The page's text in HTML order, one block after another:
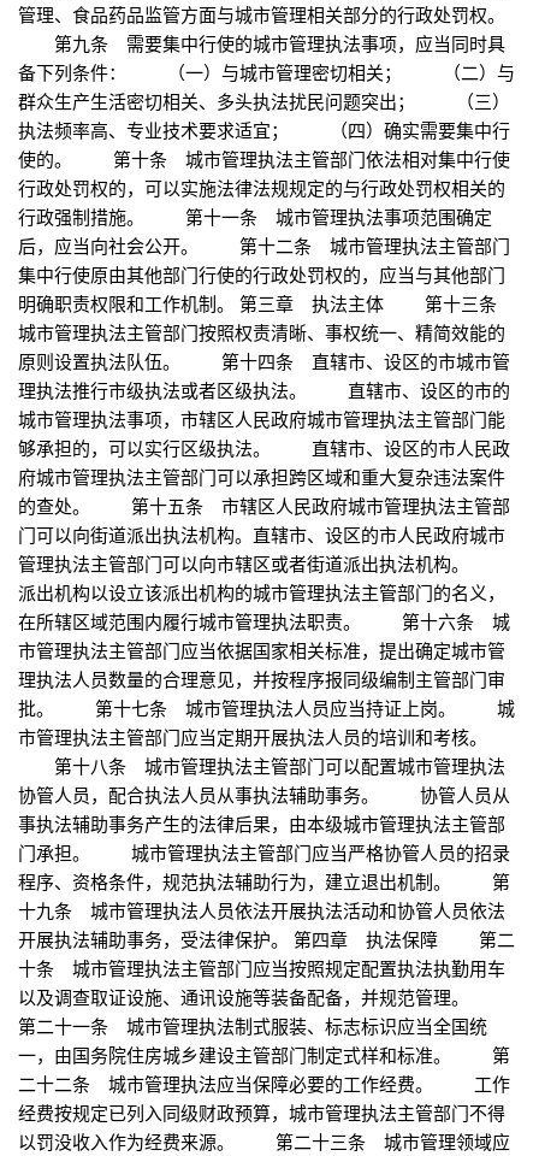
管理、食品药品监管方面与城市管理相关部分的行政处罚权。
第九条 需要集中行使的城市管理执法事项，应当同时具
备下列条件： （一）与城市管理密切相关； （二）与
群众生产生活密切相关、多头执法扰民问题突出； （三）
执法频率高、专业技术要求适宜； （四）确实需要集中行
使的。 第十条 城市管理执法主管部门依法相对集中行使
行政处罚权的，可以实施法律法规规定的与行政处罚权相关的
行政强制措施。 第十一条 城市管理执法事项范围确定
后，应当向社会公开。 第十二条 城市管理执法主管部门
集中行使原由其他部门行使的行政处罚权的，应当与其他部门
明确职责权限和工作机制。 第三章 执法主体 第十三条
城市管理执法主管部门按照权责清晰、事权统一、精简效能的
原则设置执法队伍。 第十四条 直辖市、设区的市城市管
理执法推行市级执法或者区级执法。 直辖市、设区的市的
城市管理执法事项，市辖区人民政府城市管理执法主管部门能
够承担的，可以实行区级执法。 直辖市、设区的市人民政
府城市管理执法主管部门可以承担跨区域和重大复杂违法案件
的查处。 第十五条 市辖区人民政府城市管理执法主管部
门可以向街道派出执法机构。直辖市、设区的市人民政府城市
管理执法主管部门可以向市辖区或者街道派出执法机构。
派出机构以设立该派出机构的城市管理执法主管部门的名义，
在所辖区域范围内履行城市管理执法职责。 第十六条 城
市管理执法主管部门应当依据国家相关标准，提出确定城市管
理执法人员数量的合理意见，并按程序报同级编制主管部门审
批。 第十七条 城市管理执法人员应当持证上岗。 城
市管理执法主管部门应当定期开展执法人员的培训和考核。
第十八条 城市管理执法主管部门可以配置城市管理执法
协管人员，配合执法人员从事执法辅助事务。 协管人员从
事执法辅助事务产生的法律后果，由本级城市管理执法主管部
门承担。 城市管理执法主管部门应当严格协管人员的招录
程序、资格条件，规范执法辅助行为，建立退出机制。 第
十九条 城市管理执法人员依法开展执法活动和协管人员依法
开展执法辅助事务，受法律保护。 第四章 执法保障 第二
十条 城市管理执法主管部门应当按照规定配置执法执勤用车
以及调查取证设施、通讯设施等装备配备，并规范管理。
第二十一条 城市管理执法制式服装、标志标识应当全国统
一，由国务院住房城乡建设主管部门制定式样和标准。 第
二十二条 城市管理执法应当保障必要的工作经费。 工作
经费按规定已列入同级财政预算，城市管理执法主管部门不得
以罚没收入作为经费来源。 第二十三条 城市管理领域应